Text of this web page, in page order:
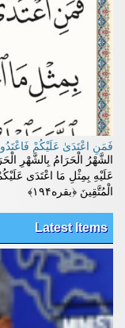
فَمَنِ اعْتَدَىٰ عَلَيْكُمْ
الشَّهْرُ الْحَرَامُ بِالشَّهْرِ
عَلَيْهِ بِمِثْلِ مَا اعْتَدَى
الْمُتَّقِينَ ﴿بقره۱۹۴﴾
Latest Items